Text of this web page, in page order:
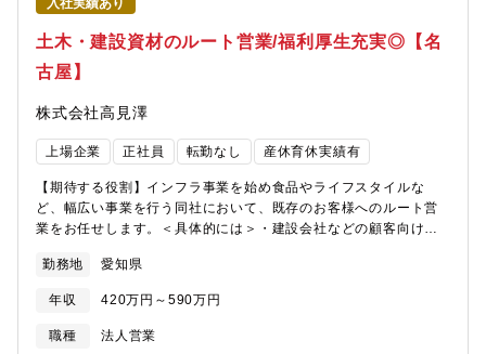
力を入れています。■88種類の資格手当を対象に資格手当支給制度
を導入しています。主に業務に関係のある資格を勉強しながらス
キルUP、そして毎月の給料UPに繋がります。■福利厚生は充実し
ており、当社保養所ほか全6つの福利厚生施設(ホテル、ジム等)を
１名、メンバー2～10名(事業所により異なります)サポート体制も
手厚く、業界未経験でも安心して働くことができる環境です。
【募集背景】事業拡大のための増員募集。
入社実績あり
土木・建設資材のルート営業/福利厚生充実◎【名
古屋】
株式会社高見澤
上場企業 正社員 転勤なし 産休育休実績有
【期待する役割】インフラ事業を始め食品やライフスタイルな
ど、幅広い事業を行う同社において、既存のお客様へのルート営
業をお任せします。＜具体的には＞・建設会社などの顧客向け、
売提案・建設会社、設計コンサル、役所等のお客様に、同社製品
(コンクリート二次製品、土木資材、建設資材製品等)の販売やPR
を行っていただきます。出張は基本ありません。【同社の紹介コ
メント】同社は10業種の多角化経営により、すでに持っている技
勤務地 愛知県
年収 420万円～590万円
職種
法人営業